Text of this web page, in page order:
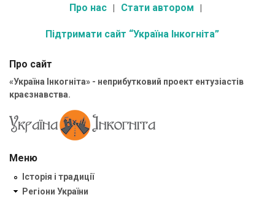
Про нас Стати автором
Підтримати сайт “Україна Інкогніта”
Про сайт
«Україна Інкогніта» - неприбутковий проект ентузіастів
краєзнавства.
Меню
Історія і традиції
Регіони України